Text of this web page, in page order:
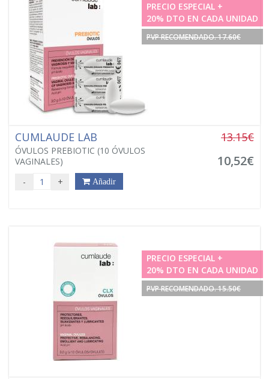
PRECIO ESPECIAL +
20% DTO EN CADA UNIDAD
PVP RECOMENDADO. 17.60€
CUMLAUDE LAB
ÓVULOS PREBIOTIC (10 ÓVULOS
VAGINALES)
13.15€
10,52€
- + Añadir
PRECIO ESPECIAL +
20% DTO EN CADA UNIDAD
PVP RECOMENDADO. 15.50€